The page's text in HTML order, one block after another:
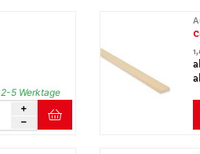
2-5 Werktage